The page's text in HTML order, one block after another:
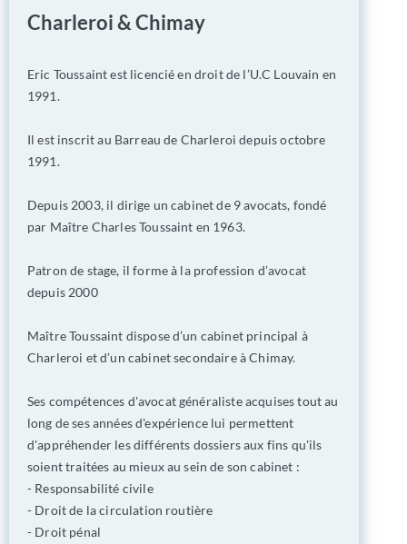
Charleroi & Chimay
Eric Toussaint est licencié en droit de l’U.C Louvain en
1991.
Il est inscrit au Barreau de Charleroi depuis octobre
1991.
Depuis 2003, il dirige un cabinet de 9 avocats, fondé
par Maître Charles Toussaint en 1963.
Patron de stage, il forme à la profession d’avocat
depuis 2000
Maître Toussaint dispose d’un cabinet principal à
Charleroi et d’un cabinet secondaire à Chimay.
Ses compétences d'avocat généraliste acquises tout au
long de ses années d'expérience lui permettent
d'appréhender les différents dossiers aux fins qu'ils
soient traitées au mieux au sein de son cabinet :
- Responsabilité civile
- Droit de la circulation routière
- Droit pénal